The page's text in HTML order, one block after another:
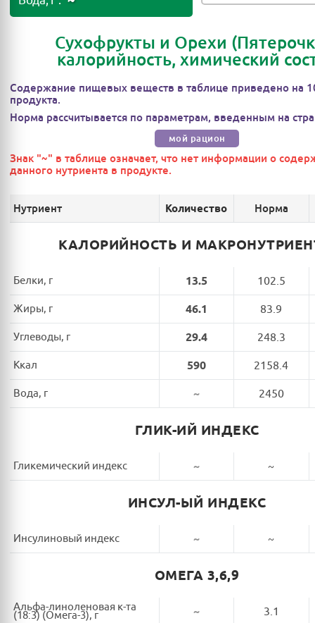
Сухофрукты и Орехи
калорийность, химический
Содержание пищевых веществ в таблице приведено на
продукта.
Норма рассчитывается по параметрам, введенным на
мой рацион
Знак "~" в таблице означает, что нет информации о
данного нутриента в продукте.
Нутриент Количество Норма
КАЛОРИЙНОСТЬ И
Белки, г 13.5 102.5
Жиры, г 46.1 83.9
Углеводы, г 29.4 248.3
Ккал 590 2158.4
Вода, г ~ 2450
ГЛИК-ИЙ ИНДЕКС
Гликемический индекс ~ ~
ИНСУЛ-ЫЙ ИНДЕКС
Инсулиновый индекс ~ ~
ОМЕГА 3,6,9
Альфа-линоленовая к-та
(18:3) (Омега-3), г ~ 3.1